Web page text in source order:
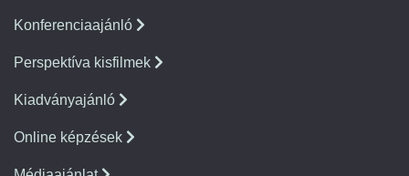
Konferenciaajánló
Perspektíva kisfilmek
Kiadványajánló
Online képzések